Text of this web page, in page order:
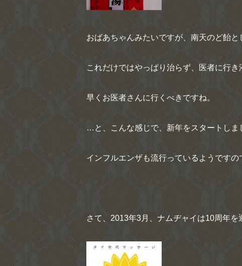
おばあちゃんみたいですが、南天のど飴と
これだけではやっぱり治らず、医者に行
早くお医者さんに行くべきですね。
…と、こんな感じで、新年をスタートしま
インフルエンザも流行っているようです
さて、2013年3月、ナムヂャイは10周年を